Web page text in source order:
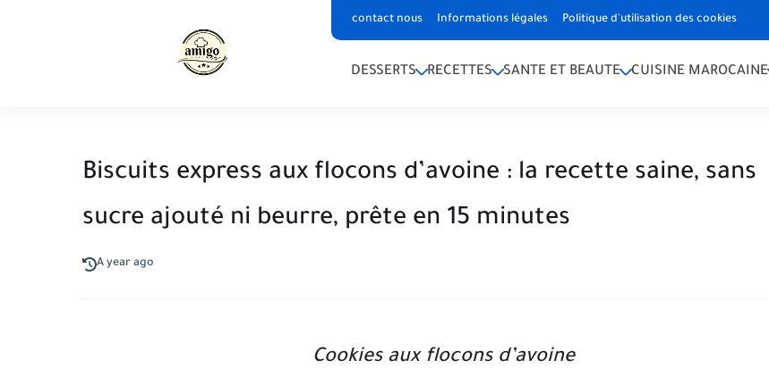
contact nous Informations légales Politique d'utilisation des cookies
DESSERTS RECETTES SANTE ET BEAUTE CUISINE MAROCAINE
Biscuits express aux flocons d’avoine : la recette saine, sans
sucre ajouté ni beurre, prête en 15 minutes
A year ago
Cookiesaux flocons d’avoine